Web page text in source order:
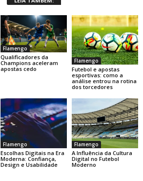
Flamengo
Qualificadores da
Champions aceleram
apostas cedo
Flamengo
Futebol e apostas
esportivas: como a
análise entrou na rotina
dos torcedores
Flamengo
Escolhas Digitais na Era
Moderna: Confiança,
Design e Usabilidade
Flamengo
A Influência da Cultura
Digital no Futebol
Moderno